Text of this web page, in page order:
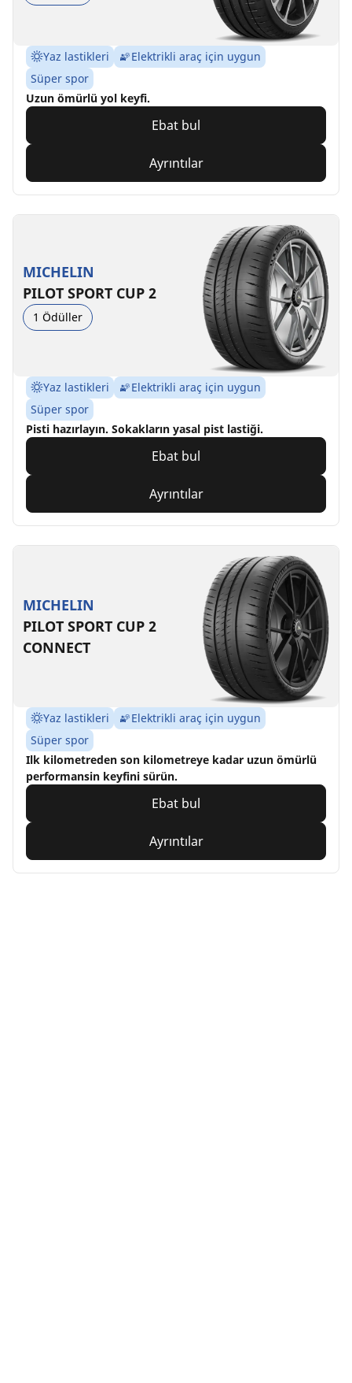
Yaz lastikleri
Elektrikli araç için uygun
Süper spor
Uzun ömürlü yol keyfi.
Ebat bul
Ayrıntılar
MICHELIN
PILOT SPORT CUP 2
1 Ödüller
Yaz lastikleri
Elektrikli araç için uygun
Süper spor
Pisti hazırlayın. Sokakların yasal pist lastiği.
Ebat bul
Ayrıntılar
MICHELIN
PILOT SPORT CUP 2
CONNECT
Yaz lastikleri
Elektrikli araç için uygun
Süper spor
Ilk kilometreden son kilometreye kadar uzun ömürlü
performansin keyfini sürün.
Ebat bul
Ayrıntılar